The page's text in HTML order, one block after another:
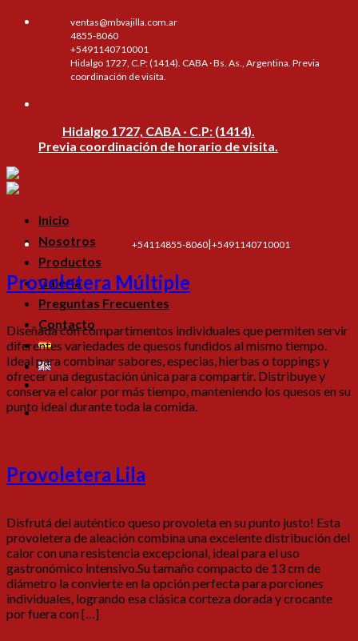
Skip
ventas@mbvajilla.com.ar
4855-8060
+5491140710001
Hidalgo 1727, C.P: (1414). CABA · Bs. As., Argentina. Previa
coordinación de visita.
Hidalgo 1727, CABA · C.P: (1414).
Previa coordinación de horario de visita.
Inicio
Nosotros
Productos
Galería
Preguntas Frecuentes
Contacto
+54114855-8060|+5491140710001
Provoletera Múltiple
Diseñada con compartimentos individuales que permiten servir
diferentes variedades de quesos fundidos al mismo tiempo.
Ideal para combinar sabores, especias, hierbas o toppings y
ofrecer una degustación única para compartir. Distribuye y
conserva el calor por más tiempo, manteniendo los quesos en su
punto ideal durante toda la comida.
Provoletera Lila
Disfrutá del auténtico queso provoleta en su punto justo! Esta
provoletera de aleación combina una excelente distribución del
calor con una resistencia excepcional, ideal para el uso
gastronómico intensivo.Su tamaño compacto de 13 cm de
diámetro la convierte en la opción perfecta para porciones
individuales, logrando esa clásica corteza dorada y crocante
por fuera con […]